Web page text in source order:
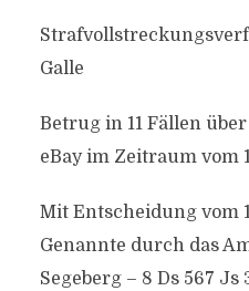
Galle
Betrug in 11 Fällen
eBay im Zeitraum vom
Mit Entscheidung vom
Genannte durch das
Segeberg – 8 Ds 567 Js